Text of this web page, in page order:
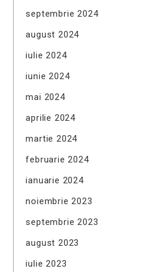
septembrie 2024
august 2024
iulie 2024
iunie 2024
mai 2024
aprilie 2024
martie 2024
februarie 2024
ianuarie 2024
noiembrie 2023
septembrie 2023
august 2023
iulie 2023